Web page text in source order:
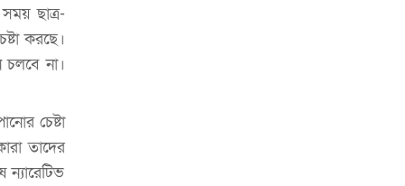
ছাত্র-
করছে।
না।
চেষ্টা
তাদের